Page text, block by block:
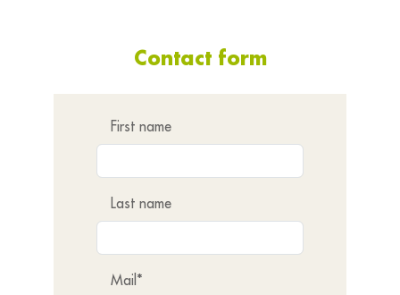
Contact form
First name
Last name
Mail*